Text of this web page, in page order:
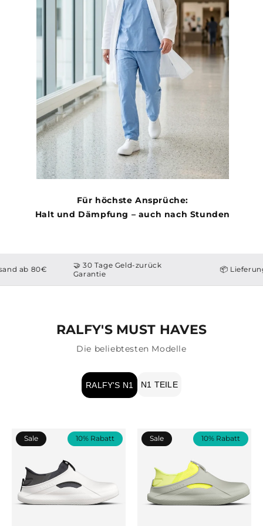
Für höchste Ansprüche:
Halt und Dämpfung – auch nach Stunden
ab 80€
🤝 30 Tage Geld-zurück
Garantie
📦 Lieferung in
RALFY'S MUST HAVES
Die beliebtesten Modelle
RALFY'S N1 N1 TEILE
10% Rabatt
Sale 10% Rabatt
Sale